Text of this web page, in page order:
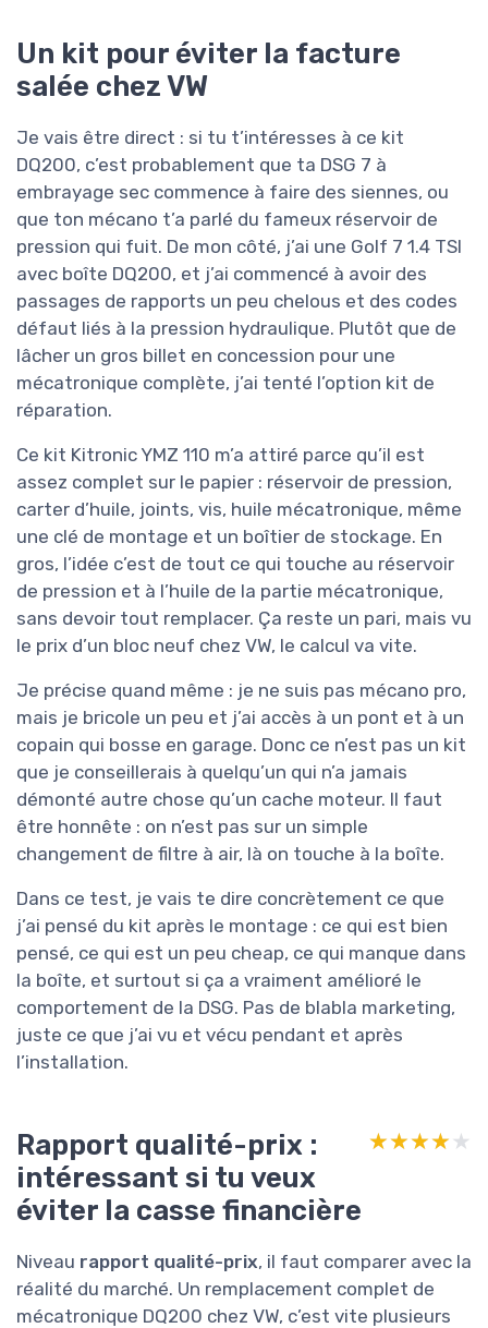
Un kit pour éviter la facture
salée chez VW
Je vais être direct : si tu t’intéresses à ce kit
DQ200, c’est probablement que ta DSG 7 à
embrayage sec commence à faire des siennes, ou
que ton mécano t’a parlé du fameux réservoir de
pression qui fuit. De mon côté, j’ai une Golf 7 1.4 TSI
avec boîte DQ200, et j’ai commencé à avoir des
passages de rapports un peu chelous et des codes
défaut liés à la pression hydraulique. Plutôt que de
lâcher un gros billet en concession pour une
mécatronique complète, j’ai tenté l’option kit de
réparation.
Ce kit Kitronic YMZ 110 m’a attiré parce qu’il est
assez complet sur le papier : réservoir de pression,
carter d’huile, joints, vis, huile mécatronique, même
une clé de montage et un boîtier de stockage. En
gros, l’idée c’est de tout ce qui touche au réservoir
de pression et à l’huile de la partie mécatronique,
sans devoir tout remplacer. Ça reste un pari, mais vu
le prix d’un bloc neuf chez VW, le calcul va vite.
Je précise quand même : je ne suis pas mécano pro,
mais je bricole un peu et j’ai accès à un pont et à un
copain qui bosse en garage. Donc ce n’est pas un kit
que je conseillerais à quelqu’un qui n’a jamais
démonté autre chose qu’un cache moteur. Il faut
être honnête : on n’est pas sur un simple
changement de filtre à air, là on touche à la boîte.
Dans ce test, je vais te dire concrètement ce que
j’ai pensé du kit après le montage : ce qui est bien
pensé, ce qui est un peu cheap, ce qui manque dans
la boîte, et surtout si ça a vraiment amélioré le
comportement de la DSG. Pas de blabla marketing,
juste ce que j’ai vu et vécu pendant et après
l’installation.
Rapport qualité-prix :
intéressant si tu veux
éviter la casse financière
★★★★★
★★★★★
Niveau rapport qualité-prix, il faut comparer avec la
réalité du marché. Un remplacement complet de
mécatronique DQ200 chez VW, c’est vite plusieurs